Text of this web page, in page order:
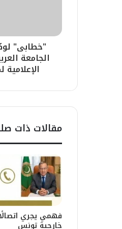
"خطابى"
الجامعة
مقالات ذات
فهمي يجري
خارجية تونس